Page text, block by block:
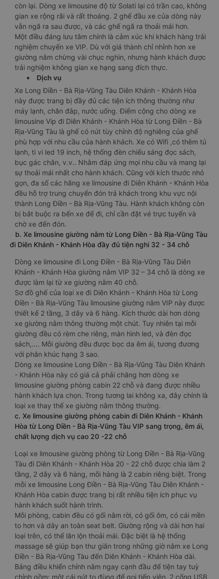
còn lại. Dòng xe limousine độ từ Solati lại có trần cao, không
gian xe rộng rãi và rất thoáng. 2 ghế đầu xe của dòng này
vẫn ngã ra sau được, và các ghế ngã ra thoải mái hơn.
Một điều đáng lưu tâm chính là cảm xúc khi khách hàng trải
nghiệm chuyến xe VIP. Dù với giá thành chỉ nhỉnh hơn xe
giường nằm chừng vài chục nghìn, nhưng hành khách được
trải nghiệm không gian xe hạng sang đích thực.
Dịch vụ
Xe Long Điền - Bà Rịa-Vũng Tàu Diên Khánh - Khánh Hòa
này được trang bị đầy đủ các tiện ích thông thường như
máy lạnh, chăn đắp, nước uống. Điểm cộng cho dòng xe
limousine Vip đi Diên Khánh - Khánh Hòa từ Long Điền - Bà
Rịa-Vũng Tàu là ghế có nút tùy chỉnh độ nghiêng của ghế
phù hợp với nhu cầu của hành khách. Xe có Wifi ,có thêm tủ
lạnh, ti vi led 19 inch, hệ thống đèn chiếu sáng đọc sách,
bục gác chân, v.v.. Nhằm đáp ứng mọi nhu cầu và mang lại
sự thoải mái nhất cho hành khách. Cũng với kích thước nhỏ
gọn, đa số các hãng xe limousine đi Diên Khánh - Khánh Hòa
đều hỗ trợ trung chuyển đón trả khách trong khu vực nội
thành Long Điền - Bà Rịa-Vũng Tàu. Hành khách không còn
bị bắt buộc ra bến xe để đi, chỉ cần đặt vé trực tuyến và
chờ xe đến đón.
b. Xe limousine giường nằm từ Long Điền - Bà Rịa-Vũng Tàu
đi Diên Khánh - Khánh Hòa đầy đủ tiện nghi 32 - 34 chỗ
Dòng xe limousine đi Long Điền - Bà Rịa-Vũng Tàu Diên
Khánh - Khánh Hòa giường nằm VIP 32 – 34 chỗ là dòng xe
được làm lại từ xe giường nằm 40 chỗ.
Sơ đồ ghế của loại xe đi Diên Khánh - Khánh Hòa từ Long
Điền - Bà Rịa-Vũng Tàu limousine giường nằm VIP này được
thiết kế 2 tầng, 3 dãy và 6 hàng. Kích thước dài hơn dòng
xe giường nằm thông thường một chút. Tuy nhiên tại mỗi
giường đều có rèm che riêng, màn hình led, và đèn đọc
sách,…. Mỗi giường đều được bọc da êm ái, tương đương
với phân khúc hạng 3 sao.
Dòng xe limousine Long Điền - Bà Rịa-Vũng Tàu Diên Khánh
- Khánh Hòa này có giá cả phải chăng hơn dòng xe
limousine giường phòng cabin 22 chỗ và đang được nhiều
hành khách lựa chọn. Trong tương lai không xa, đây chính là
loại xe thay thế xe giường nằm thông thường.
c. Xe limousine giường phòng cabin đi Diên Khánh - Khánh
Hòa từ Long Điền - Bà Rịa-Vũng Tàu VIP sang trọng, êm ái,
chất lượng dịch vụ cao 20 -22 chỗ
Loại xe limousine giường phòng từ Long Điền - Bà Rịa-Vũng
Tàu đi Diên Khánh - Khánh Hòa 20 - 22 chỗ được chia làm 2
tầng, 2 dãy và 6 hàng, mỗi hàng là 2 cabin riêng biệt. Trong
mỗi xe limousine Long Điền - Bà Rịa-Vũng Tàu Diên Khánh -
Khánh Hòa cabin được trang bị rất nhiều tiện ích phục vụ
hành khách suốt hành trình.
Mỗi phòng, cabin đều có gối nằm rời, có gối ôm, có cái mền
to hơn và dây an toàn seat belt. Giường rộng và dài hơn hai
loại trên, có thể lăn lộn thoải mái. Đặc biệt là hệ thống
massage sẽ giúp bạn thư giãn trong những giờ nằm xe Long
Điền - Bà Rịa-Vũng Tàu đến Diên Khánh - Khánh Hòa dài.
Bảng điều khiển chính nằm ngay cạnh đầu để tiện tay tuỳ
chỉnh gồm: một cái nút to đùng để gọi tiếp viên, 2 cổng USB